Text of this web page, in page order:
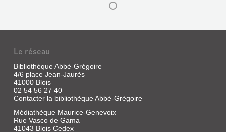
Le réseau
Bibliothèque Abbé-Grégoire
4/6 place Jean-Jaurès
41000 Blois
02 54 56 27 40
Contacter la bibliothèque Abbé-Grégoire
Médiathèque Maurice-Genevoix
Rue Vasco de Gama
41043 Blois Cedex